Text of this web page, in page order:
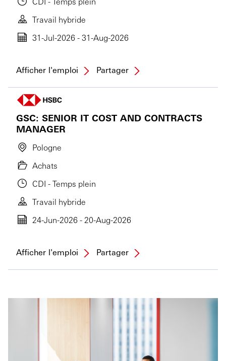
Travail hybride
31-Jul-2026 - 31-Aug-2026
Afficher l'emploi Partager
GSC: SENIOR IT COST AND CONTRACTS
MANAGER
Pologne
Achats
CDI - Temps plein
Travail hybride
24-Jun-2026 - 20-Aug-2026
Afficher l'emploi Partager